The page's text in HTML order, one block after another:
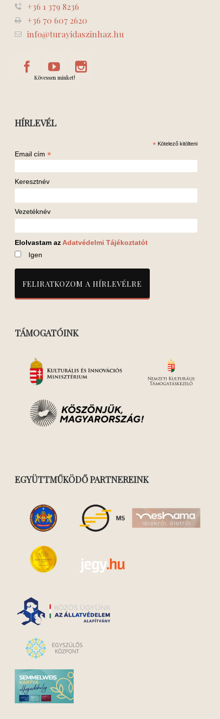
+36 1 379 8236
+36 70 607 2620
info@turayidaszinhaz.hu
Kövessen minket!
HÍRLEVÉL
* Kötelező kitölteni
Email cím *
Keresztnév
Vezetéknév
Elolvastam az Adatvédelmi Tájékoztatót
Igen
TÁMOGATÓINK
EGYÜTTMŰKÖDŐ PARTNEREINK